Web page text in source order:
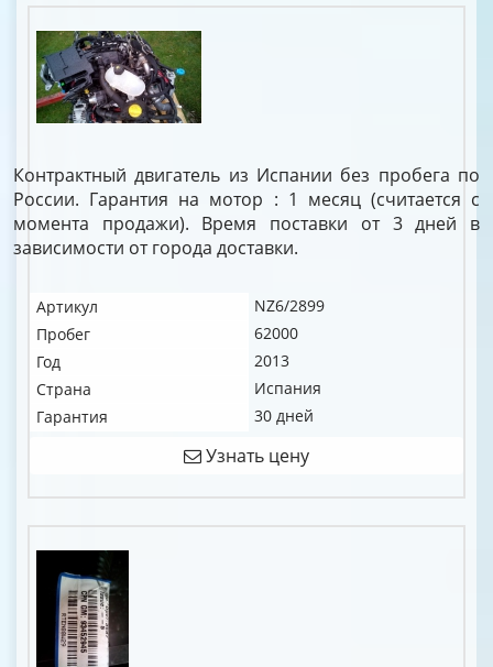
Контрактный двигатель из Испании без пробега по
России. Гарантия на мотор : 1 месяц (считается с
момента продажи). Время поставки от 3 дней в
зависимости от города доставки.
Артикул
NZ6/2899
Пробег
62000
Год
2013
Страна
Испания
Гарантия
30 дней
Узнать цену